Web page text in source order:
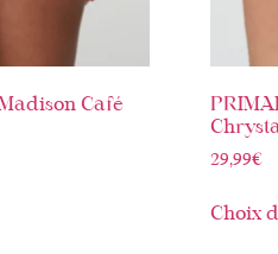
Café
29,99€
Choix